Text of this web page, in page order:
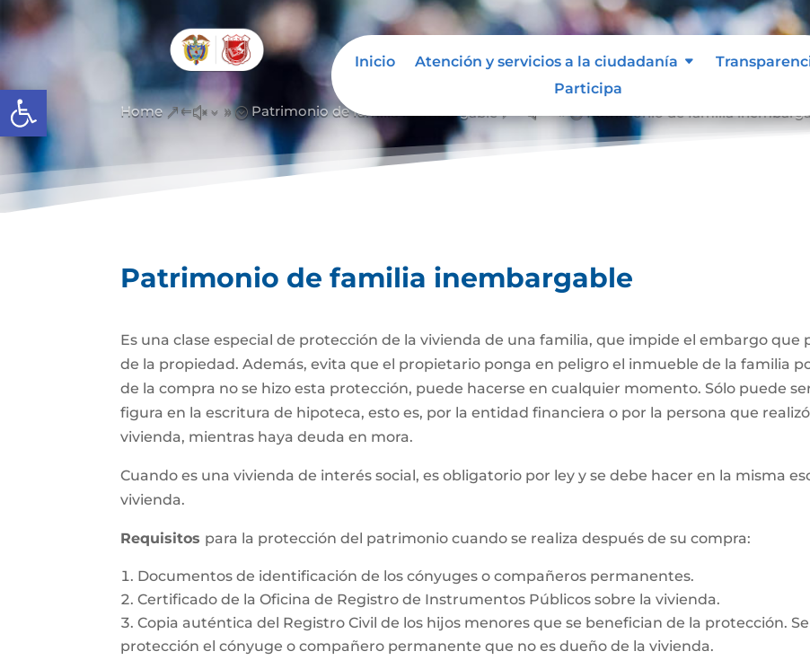
Abrir barra de herramientas
Inicio Atención y servicios a la ciudadanía
Participa
Home &#x39; Patrimonio de familia inembargable Patrimonio de familia
Patrimonio de familia inembargable
Es una clase especial de protección de la vivienda de una familia, que impide el embargo
de la propiedad. Además, evita que el propietario ponga en peligro el inmueble de la familia
de la compra no se hizo esta protección, puede hacerse en cualquier momento. Sólo puede
figura en la escritura de hipoteca, esto es, por la entidad financiera o por la persona que
vivienda, mientras haya deuda en mora.
Cuando es una vivienda de interés social, es obligatorio por ley y se debe hacer en la misma
vivienda.
Requisitos para la protección del patrimonio cuando se realiza después de su compra:
Documentos de identificación de los cónyuges o compañeros permanentes.
Certificado de la Oficina de Registro de Instrumentos Públicos sobre la vivienda.
Copia auténtica del Registro Civil de los hijos menores que se benefician de la protección.
protección el cónyuge o compañero permanente que no es dueño de la vivienda.